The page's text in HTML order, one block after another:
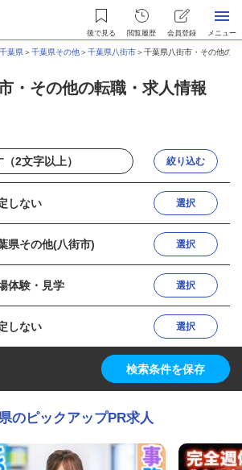
後で見る 閲覧履歴 会員登録 メニュー
千葉県＞千葉県その他＞千葉県八街市＞千葉県八街市・その他の
・その他の転職・求人情報
絞り込む
しない 選択
県その他(八街市) 選択
体験・見学 選択
しない 選択
検索条件を保存
のピックアップPR求人